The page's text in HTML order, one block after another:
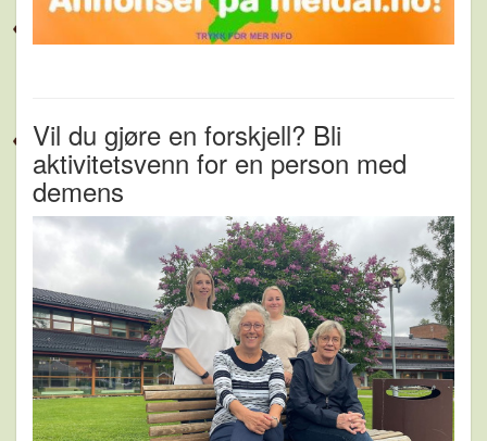
Vil du gjøre en forskjell? Bli
aktivitetsvenn for en person med
demens